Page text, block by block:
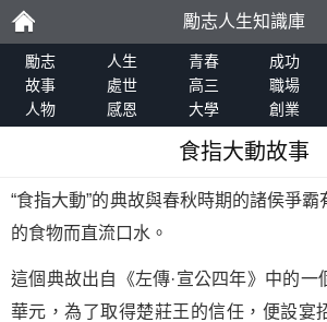
勵
志
勵志人生知識庫
勵志 人生 青春 成功
故事
處世 高三 職場
人物
感恩 大學 創業
食指大動故事
“食指大動”的典故與春秋時期的諸侯爭
的食物而直流口水。
這個典故出自《左傳·宣公四年》中的一
華元，為了取得楚莊王的信任，便設宴